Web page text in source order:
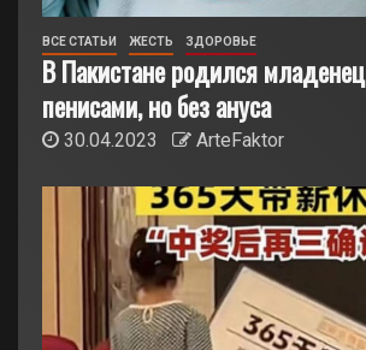
ВСЕ СТАТЬИ ЖЕСТЬ ЗДОРОВЬЕ
В Пакистане родился
пенисами, но без ануса
30.04.2023 ArteFaktor